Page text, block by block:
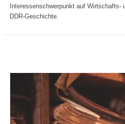
Interessenschwerpunkt auf Wirtschafts-
DDR-Geschichte.